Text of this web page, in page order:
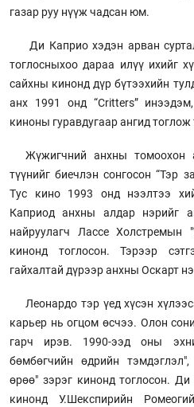
газар руу нүүж чадсан юм.
Ди Каприо хэдэн арван
тоглосныхоо дараа илүү ихийг
сайхны кинонд дүр бүтээхийн
анх 1991 онд “Critters”
киноны гуравдугаар ангид
Жүжигчний анхны
түүнийг биечлэн сонгосон “Тэр
Тус кино 1993 онд нээлтээ
Каприод анхны алдар нэрийг
найруулагч Лассе Холстремын
кинонд тоглосон. Тэрээр
гайхалтай дүрээр анхны Оскарт
Леонардо тэр үед хүсэн
карьер нь огцом өсчээ. Олон
гарч ирэв. 1990-ээд оны
бөмбөгчийн өдрийн
өрөө" зэрэг кинонд тоглосон.
кинонд У.Шекспирийн